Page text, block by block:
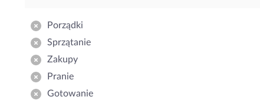
Porządki
Sprzątanie
Zakupy
Pranie
Gotowanie